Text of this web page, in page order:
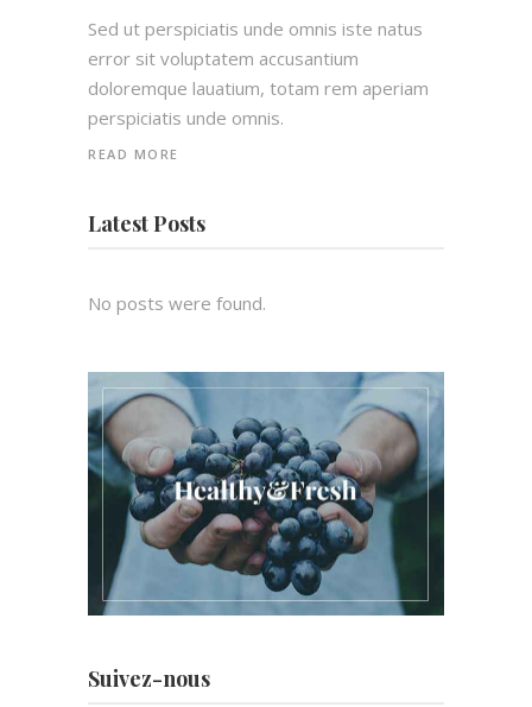
Sed ut perspiciatis unde omnis iste natus
error sit voluptatem accusantium
doloremque lauatium, totam rem aperiam
perspiciatis unde omnis.
READ MORE
Latest Posts
No posts were found.
Suivez-nous